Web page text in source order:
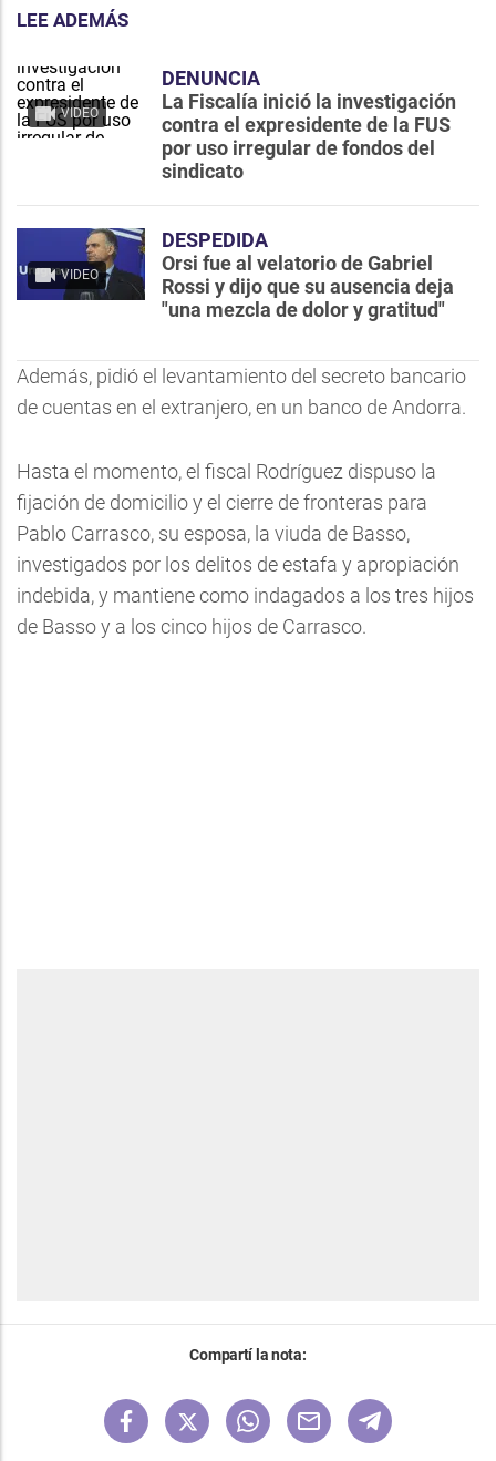
LEE ADEMÁS
VIDEO
DENUNCIA
La Fiscalía inició la investigación
contra el expresidente de la FUS
por uso irregular de fondos del
sindicato
VIDEO
DESPEDIDA
Orsi fue al velatorio de Gabriel
Rossi y dijo que su ausencia deja
"una mezcla de dolor y gratitud"
Además, pidió el levantamiento del secreto bancario
de cuentas en el extranjero, en un banco de Andorra.
Hasta el momento, el fiscal Rodríguez dispuso la
fijación de domicilio y el cierre de fronteras para
Pablo Carrasco, su esposa, la viuda de Basso,
investigados por los delitos de estafa y apropiación
indebida, y mantiene como indagados a los tres hijos
de Basso y a los cinco hijos de Carrasco.
Compartí la nota: